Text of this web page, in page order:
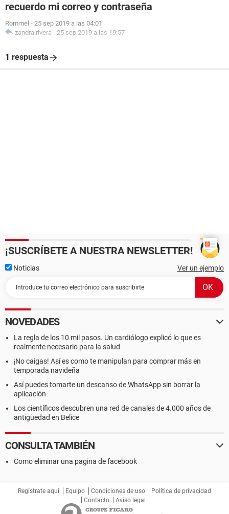
recuerdo mi correo y contraseña
Rommel - 25 sep 2019 a las 04:01
zandra.rivera - 25 sep 2019 a las 19:57
1 respuesta
¡SUSCRÍBETE A NUESTRA NEWSLETTER!
Noticias Ver un ejemplo
NOVEDADES
La regla de los 10 mil pasos. Un cardiólogo explicó lo que es
realmente necesario para la salud
¡No caigas! Así es como te manipulan para comprar más en
temporada navideña
Así puedes tomarte un descanso de WhatsApp sin borrar la
aplicación
Los científicos descubren una red de canales de 4.000 años de
antigüedad en Belice
CONSULTA TAMBIÉN
Como eliminar una pagina de facebook
Regístrate aquí Equipo Condiciones de uso
Política de privacidad
Contacto
Aviso legal